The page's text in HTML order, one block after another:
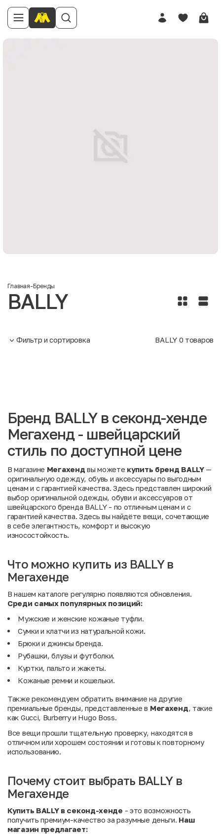
Главная-Бренды
BALLY
Фильтр и сортировка BALLY 0 товаров
Бренд BALLY в секонд-хенде
Мегахенд - швейцарский
стиль по доступной цене
В магазине Мегахенд вы можете купить бренд BALLY—
оригинальную одежду, обувь и аксессуары по выгодным
ценам и с гарантией качества. Здесь представлен широкий
выбор оригинальной одежды, обуви и аксессуаров от
швейцарского бренда BALLY - по отличным ценам и с
гарантией качества. Здесь вы найдёте вещи, сочетающие
в себе элегантность, комфорт и высокую
износостойкость.
Что можно купить из BALLY в
Мегахенде
В нашем каталоге регулярно появляются обновления.
Среди самых популярных позиций:
Мужские и женские кожаные туфли.
Сумки и клатчи из натуральной кожи.
Брюки и джинсы бренда.
Рубашки, блузы и футболки.
Куртки, пальто и жакеты.
Кожаные ремни и кошельки.
Также рекомендуем обратить внимание на другие
премиальные бренды, представленные в Мегахенд, такие
как Gucci, Burberryи Hugo Boss.
Все вещи прошли тщательную проверку, находятся в
отличном или хорошем состоянии и готовы к повторному
использованию.
Почему стоит выбрать BALLY в
Мегахенде
Купить BALLY в секонд-хенде - это возможность
получить премиум-качество за разумные деньги. Наш
магазин предлагает: